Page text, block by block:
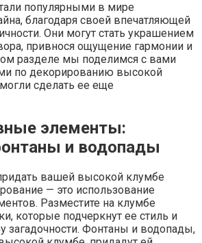
популярными в мире
благодаря своей впечатляющей
Они могут стать украшением
привнося ощущение гармонии и
разделе мы поделимся с вами
по декорированию высокой
сделать ее еще
элементы:
и водопады
вашей высокой клумбе
— это использование
Разместите на клумбе
которые подчеркнут ее стиль и
загадочности. Фонтаны и водопады,